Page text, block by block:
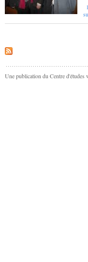
Une publication du Centre d'études